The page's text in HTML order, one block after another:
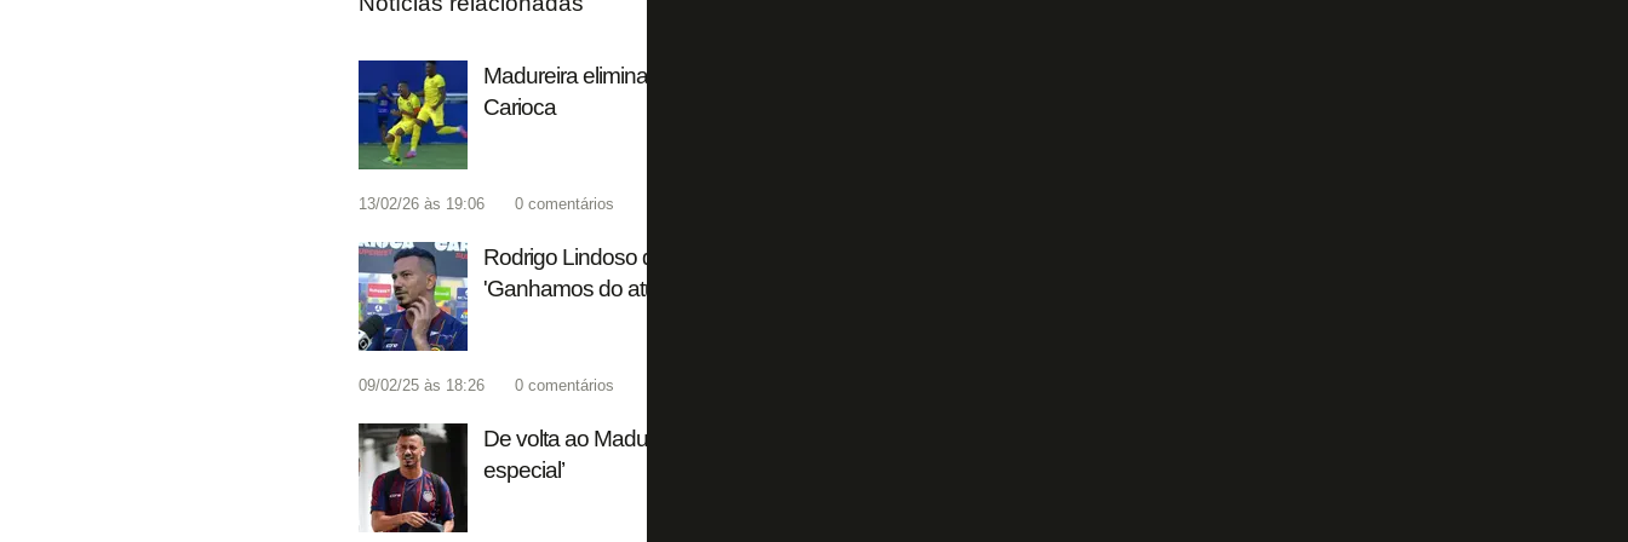
Madureira elimina Boavista e espera Botafogo ou Flamengo nas semifinais do
Carioca
13/02/26 às 19:06 0 comentários
Rodrigo Lindoso destaca 'ter história' no Botafogo e no Madureira e vibra:
'Ganhamos do atual campeão da Libertadores e do Brasileiro'
09/02/25 às 18:26 0 comentários
De volta ao Madureira, Rodrigo Lindoso celebra reencontro com o Botafogo: ‘Jogo
especial’